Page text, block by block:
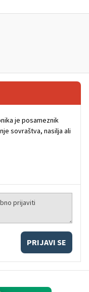
je posameznik
sovraštva, nasilja ali
PRIJAVI SE